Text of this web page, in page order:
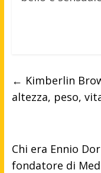
← Kimberlin
altezza, peso,
Chi era Ennio
fondatore di